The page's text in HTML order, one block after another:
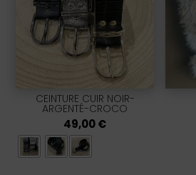
CEINTURE CUIR NOIR-
ARGENTÉ-CROCO
49,00€